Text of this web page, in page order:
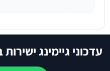
עדכוני גיימינג